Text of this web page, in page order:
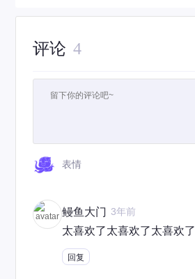
评论 4
表情
鳗鱼大门 3年前
太喜欢了太喜欢了太喜欢了
回复